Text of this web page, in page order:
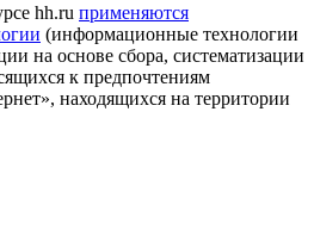
hh.ru применяются
(информационные технологии
на основе сбора, систематизации
к предпочтениям
находящихся на территории